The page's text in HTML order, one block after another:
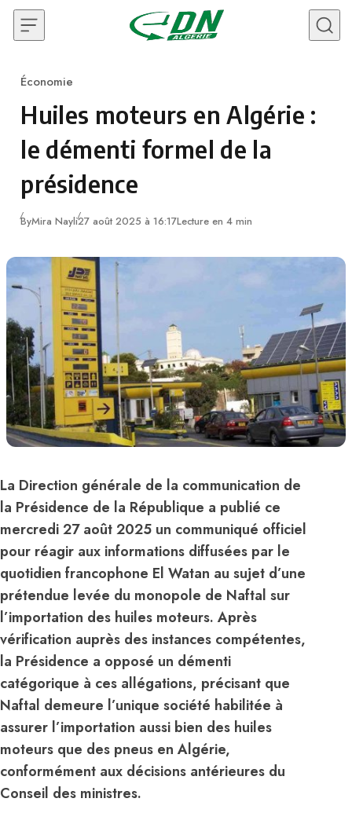
Skip to content
Category
Économie
Huiles moteurs en Algérie :
le démenti formel de la
présidence
ByMira Nayli27 août 2025 à 16:17Lecture en 4 min
La Direction générale de la communication de
la Présidence de la République a publié ce
mercredi 27 août 2025 un communiqué officiel
pour réagir aux informations diffusées par le
quotidien francophone El Watan au sujet d’une
prétendue levée du monopole de Naftal sur
l’importation des huiles moteurs. Après
vérification auprès des instances compétentes,
la Présidence a opposé un démenti
catégorique à ces allégations, précisant que
Naftal demeure l’unique société habilitée à
assurer l’importation aussi bien des huiles
moteurs que des pneus en Algérie,
conformément aux décisions antérieures du
Conseil des ministres.